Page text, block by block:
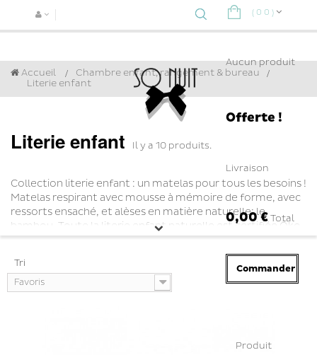
( 0 0 )
Aucun produit
Offerte !
Livraison
0,00 €Total
Commander
Produit
Accueil
Chambre enfant, rangement & bureau
Literie enfant
Literie enfant Il y a 10 produits.
Collection literie enfant : un matelas pour tous les besoins !
Matelas respirant avec mousse à mémoire de forme, avec
ressorts ensaché, et alèses en matière naturelle: le
bambou. Toute la literie enfant naturelle est certifiée Öko
Tex. Et retrouvez votre matelas préféré dans un pack avec
Tri
Favoris